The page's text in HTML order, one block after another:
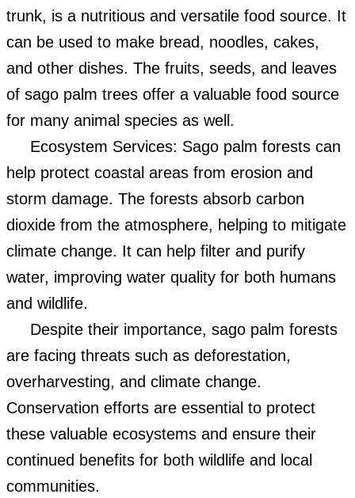
trunk, is a nutritious and versatile food source. It
can be used to make bread, noodles, cakes,
and other dishes. The fruits, seeds, and leaves
of sago palm trees offer a valuable food source
for many animal species as well.
Ecosystem Services: Sago palm forests can
help protect coastal areas from erosion and
storm damage. The forests absorb carbon
dioxide from the atmosphere, helping to mitigate
climate change. It can help filter and purify
water, improving water quality for both humans
and wildlife.
Despite their importance, sago palm forests
are facing threats such as deforestation,
overharvesting, and climate change.
Conservation efforts are essential to protect
these valuable ecosystems and ensure their
continued benefits for both wildlife and local
communities.